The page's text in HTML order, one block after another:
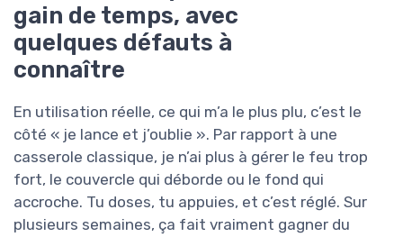
gain de temps, avec
quelques défauts à
connaître
En utilisation réelle, ce qui m’a le plus plu, c’est le
côté « je lance et j’oublie ». Par rapport à une
casserole classique, je n’ai plus à gérer le feu trop
fort, le couvercle qui déborde ou le fond qui
accroche. Tu doses, tu appuies, et c’est réglé. Sur
plusieurs semaines, ça fait vraiment gagner du